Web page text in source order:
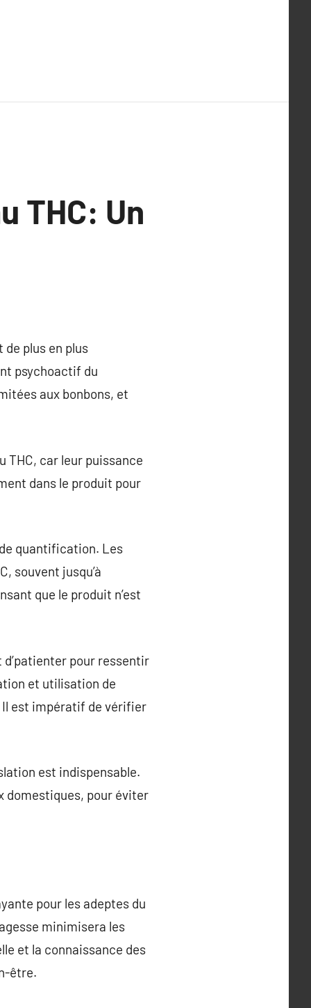
THC: Un
de plus en plus
psychoactif du
aux bonbons, et
THC, car leur puissance
dans le produit pour
quantification. Les
souvent jusqu’à
que le produit n’est
pour ressentir
et utilisation de
Il est impératif de vérifier
est indispensable.
domestiques, pour éviter
pour les adeptes du
minimisera les
et la connaissance des
être.